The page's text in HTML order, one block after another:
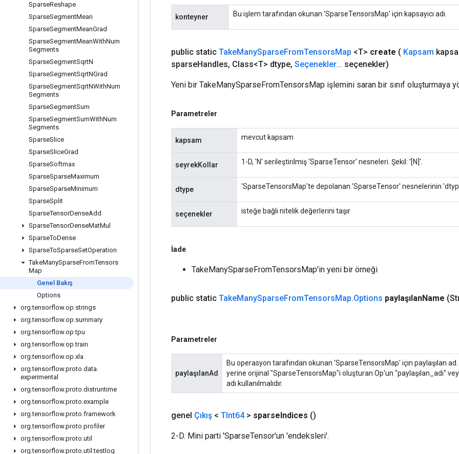
SparseReshape
SparseSegmentMean
SparseSegmentMeanGrad
SparseSegmentMeanWithNum
Segments
SparseSegmentSqrtN
SparseSegmentSqrtNGrad
SparseSegmentSqrtNWithNum
Segments
SparseSegmentSum
SparseSegmentSumWithNum
Segments
SparseSlice
SparseSliceGrad
SparseSoftmax
SparseSparseMaximum
SparseSparseMinimum
SparseSplit
SparseTensorDenseAdd
SparseTensorDenseMatMul
SparseToDense
SparseToSparseSetOperation
TakeManySparseFromTensors
Map
Genel Bakış
Options
org.tensorflow.op.strings
org.tensorflow.op.summary
org.tensorflow.op.tpu
org.tensorflow.op.train
org.tensorflow.op.xla
org.tensorflow.proto.data.
experimental
org.tensorflow.proto.distruntime
org.tensorflow.proto.example
org.tensorflow.proto.framework
org.tensorflow.proto.profiler
org.tensorflow.proto.util
org.tensorflow.proto.util .testlog
konteyner Bu işlem tarafından okunan 'SparseTensorsMap' için kapsayıcı adı.
public static TakeManySparseFromTensorsMap <T> create ( Kapsam
sparseHandles, Class<T> dtype, Seçenekler... seçenekler)
Yeni bir TakeManySparseFromTensorsMap işlemini saran bir sınıf oluşturmaya
Parametreler
kapsam mevcut kapsam
seyrekKollar 1-D, 'N' serileştirilmiş 'SparseTensor' nesneleri. Şekil: '[N]'.
dtype 'SparseTensorsMap'te depolanan 'SparseTensor' nesnelerinin
seçenekler isteğe bağlı nitelik değerlerini taşır
İade
TakeManySparseFromTensorsMap'in yeni bir örneği
public static TakeManySparseFromTensorsMap.Options paylaşılanName
Parametreler
paylaşılanAd
Bu operasyon tarafından okunan 'SparseTensorsMap' için paylaşılan ad.
yerine orijinal "SparseTensorsMap"i oluşturan Op'un "paylaşılan_adı"
adı kullanılmalıdır.
genel Çıkış < TInt64> sparseIndices ()
2-D. Mini parti 'SparseTensor'un 'endeksleri'.